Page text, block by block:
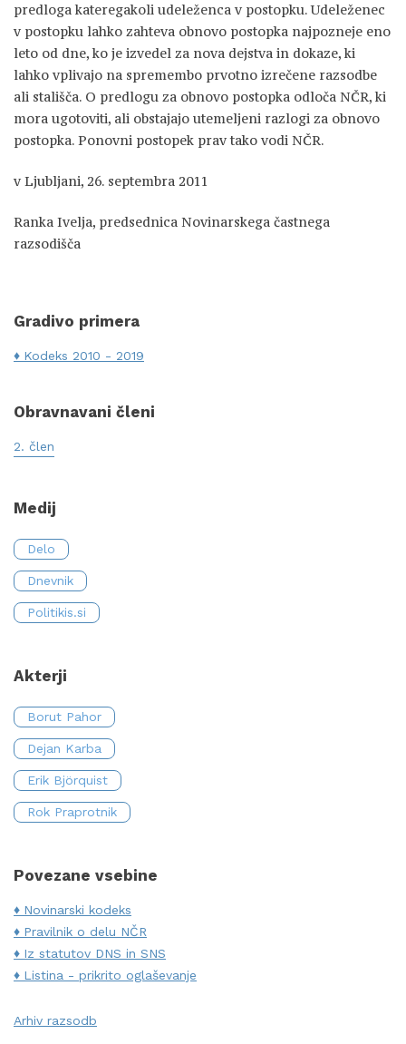
predloga kateregakoli udeleženca v postopku. Udeleženec
v postopku lahko zahteva obnovo postopka najpozneje eno
leto od dne, ko je izvedel za nova dejstva in dokaze, ki
lahko vplivajo na spremembo prvotno izrečene razsodbe
ali stališča. O predlogu za obnovo postopka odloča NČR, ki
mora ugotoviti, ali obstajajo utemeljeni razlogi za obnovo
postopka. Ponovni postopek prav tako vodi NČR.
v Ljubljani, 26. septembra 2011
Ranka Ivelja, predsednica Novinarskega častnega
razsodišča
Gradivo primera
Kodeks 2010 - 2019
Obravnavani členi
2. člen
Medij
Delo
Dnevnik
Politikis.si
Akterji
Borut Pahor
Dejan Karba
Erik Björquist
Rok Praprotnik
Povezane vsebine
Novinarski kodeks
Pravilnik o delu NČR
Iz statutov DNS in SNS
Listina - prikrito oglaševanje
Arhiv razsodb